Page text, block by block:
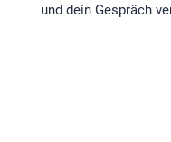
und dein Gespräch